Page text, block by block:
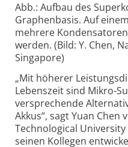
Abb.: Aufbau des
Graphenbasis. Auf
mehrere
werden. (Bild: Y. Chen,
Singapore)
„Mit höherer
Lebenszeit sind Mikro-
versprechende
Akkus“, sagt Yuan Chen
Technological
seinen Kollegen